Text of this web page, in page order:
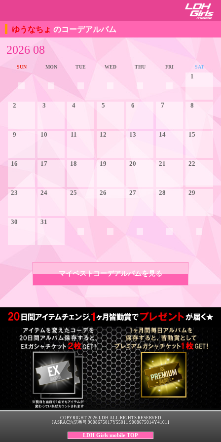
ゆうなちょ のコーデアルバム
2026 08
SUN MON TUE WED THU FRI SAT
1
2 3 4 5 6 7 8
9 10 11 12 13 14 15
16 17 18 19 20 21 22
23 24 25 26 27 28 29
30 31
マイベストコーデアルバムを見る
COPYRIGHT 2026 LDH ALL RIGHTS RESERVED
JASRAC許諾番号 9008675017Y55011 9008675014Y41011
LDH Girls mobile TOP